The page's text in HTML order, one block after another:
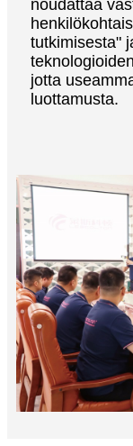
noudattaa
tutkimisesta"
jotta
luottamusta.